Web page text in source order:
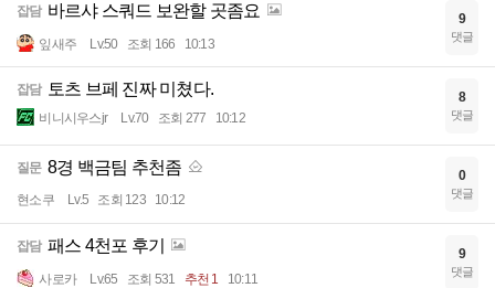
잡담 바르샤 스쿼드 보완할 곳좀요
잎새주 Lv.50 조회 166 10:13
9
댓글
잡담 토츠 브페 진짜 미쳤다.
비니시우스jr Lv.70 조회 277 10:12
8
댓글
질문 8경 백금팀 추천좀
현소쿠 Lv.5 조회 123 10:12
0
댓글
잡담 패스 4천포 후기
사로카 Lv.65 조회 531 추천 1 10:11
9
댓글